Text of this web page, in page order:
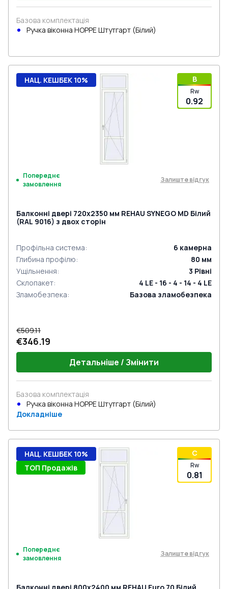
Базова комплектація
Ручка віконна HOPPE Штутгарт (Білий)
B
Rw
0.92
НАЦ. КЕШБЕК 10%
Попереднє
замовлення
Залиште відгук
Балконні двері 720x2350 мм REHAU SYNEGO MD Білий
(RAL 9016) з двох сторін
Профільна система: 6 камерна
Глибина профілю: 80 мм
Ущільнення: 3 Рівні
Склопакет:
4 LE - 16 - 4 - 14 - 4 LE
Зламобезпека: Базова зламобезпека
€509.11
€346.19
Детальніше / Змінити
Базова комплектація
Ручка віконна HOPPE Штутгарт (Білий)
Докладніше
C
Rw
0.81
НАЦ. КЕШБЕК 10%
ТОП Продажів
Попереднє
замовлення
Залиште відгук